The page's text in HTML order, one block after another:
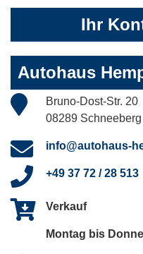
Ihr
Autohaus
Bruno-Dost-Str. 20
08289 Schneeberg
info@autohaus-
+49 37 72 / 28 513
Verkauf
Montag bis